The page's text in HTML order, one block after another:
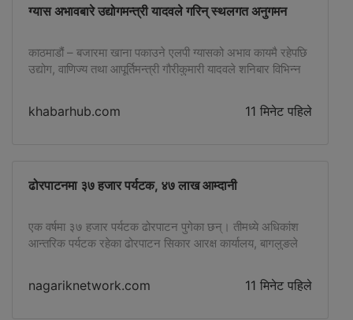
ग्यास अभावबारे उद्योगमन्त्री यादवले गरिन् स्थलगत अनुगमन
काठमाडौं – बजारमा खाना पकाउने एलपी ग्यासको अभाव कायमै रहेपछि
उद्योग, वाणिज्य तथा आपूर्तिमन्त्री गौरीकुमारी यादवले शनिबार विभिन्न
स्थलगत अनुगमन गरेकी छन् । अनुगमनका क्रममा मन्त्री यादवले
ग्यासको आपूर्ति तथा वितरण प्रक्रियाबारे जानकारी लिनुका साथै
khabarhub.com 11 मिनेट पहिले
ढोरपाटनमा ३७ हजार पर्यटक, ४७ लाख आम्दानी
एक वर्षमा ३७ हजार पर्यटक ढोरपाटन पुगेका छन्। तीमध्ये अधिकांश
आन्तरिक पर्यटक रहेका ढोरपाटन सिकार आरक्ष कार्यालय, बागलुङले
nagariknetwork.com 11 मिनेट पहिले